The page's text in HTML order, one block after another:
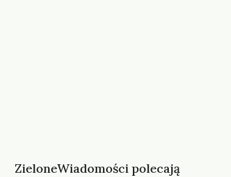
ZieloneWiadomości polecają